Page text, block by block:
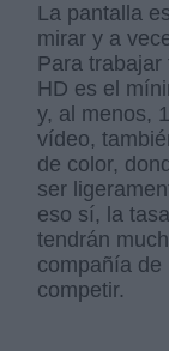
La pantalla
mirar y a
Para trabajar
HD es el
y, al menos,
vídeo,
de color,
ser
eso sí, la
tendrán
compañía de
competir.